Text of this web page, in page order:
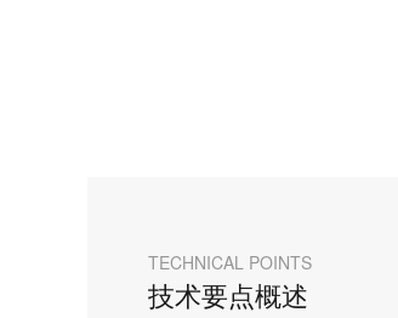
TECHNICAL POINTS
技术要点概述